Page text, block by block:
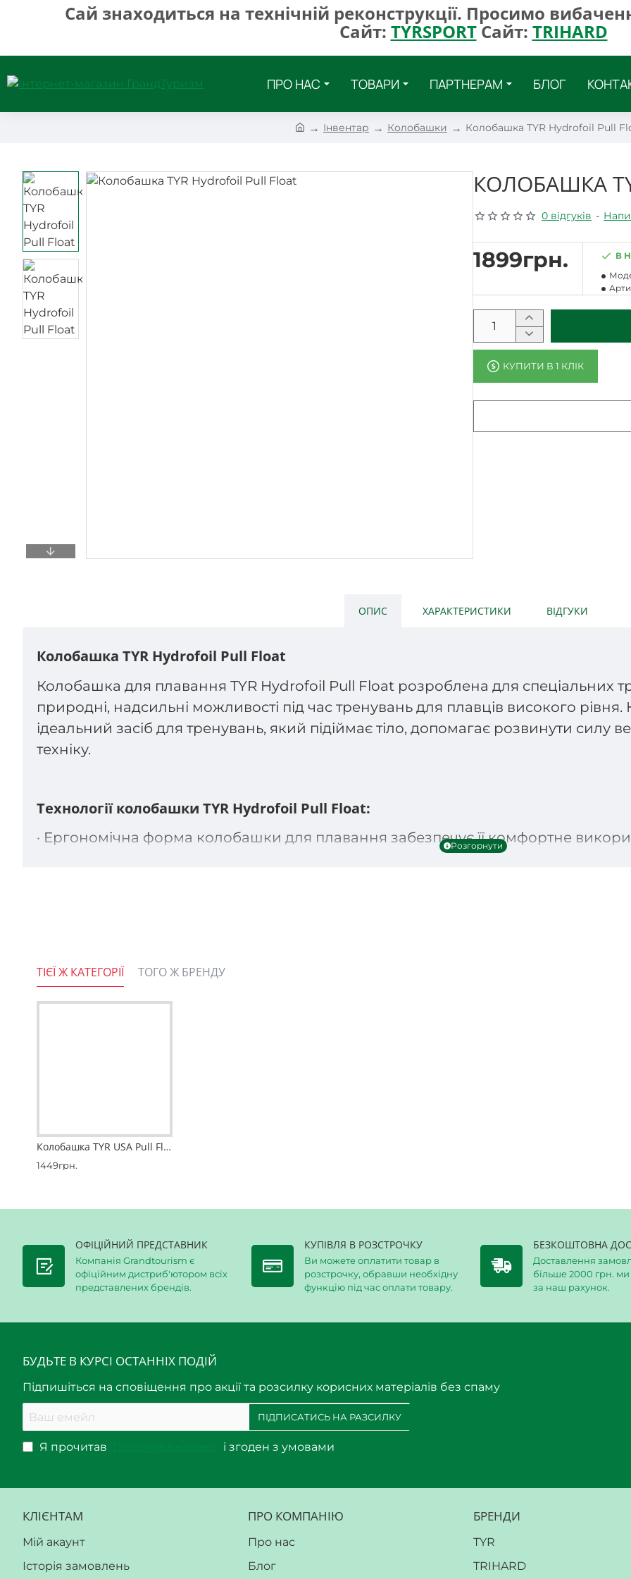
Сай знаходиться на технічній реконструкції. Просимо
Сайт: TYRSPORTСайт: TRIHARD
ПРО НАС ТОВАРИ ПАРТНЕРАМ БЛОГ
e
Інвентар Колобашки Колобашка TYR Hydrofoil Pull
КОЛОБАШКА
0 відгуків -
1899грн.
В
КУПИТИ В 1 КЛІК
ОПИС ХАРАКТЕРИСТИКИ ВІДГУКИ
Колобашка TYR Hydrofoil Pull Float
Колобашка для плавання TYR Hydrofoil Pull Float розроблена для спеціальних
природні, надсильні можливості під час тренувань для плавців високого
ідеальний засіб для тренувань, який підіймає тіло, допомагає розвинути силу
техніку.
Технології колобашки TYR Hydrofoil Pull Float:
· Ергономічна форма колобашки для плавання забезпечує її комфортне
ТІЄЇ Ж КАТЕГОРІЇ ТОГО Ж БРЕНДУ
Колобашка TYR USA Pull Float
1449грн.
ОФІЦІЙНИЙ ПРЕДСТАВНИК
Компанія Grandtourism є
офіційним дистриб'ютором всіх
представлених брендів.
КУПІВЛЯ В РОЗСТРОЧКУ
Ви можете оплатити товар в
розстрочку, обравши необхідну
функцію під час оплати товару.
БЕЗКОШТОВНА
Доставлення
більше 2000 грн.
за наш рахунок.
БУДЬТЕ В КУРСІ ОСТАННІХ ПОДІЙ
Підпишіться на сповіщення про акції та розсилку корисних матеріалів без спаму
Ваш
емейл
ПІДПИСАТИСЬ НА РАЗСИЛКУ
Я прочитав і згоден з умовами
КЛІЄНТАМ
Мій акаунт
Історія замовлень
ПРО КОМПАНІЮ
Про нас
Блог
БРЕНДИ
TYR
TRIHARD